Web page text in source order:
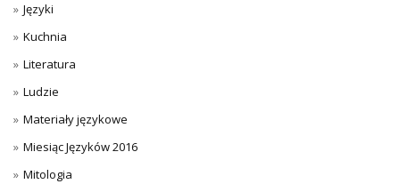
Języki
Kuchnia
Literatura
Ludzie
Materiały językowe
Miesiąc Języków 2016
Mitologia